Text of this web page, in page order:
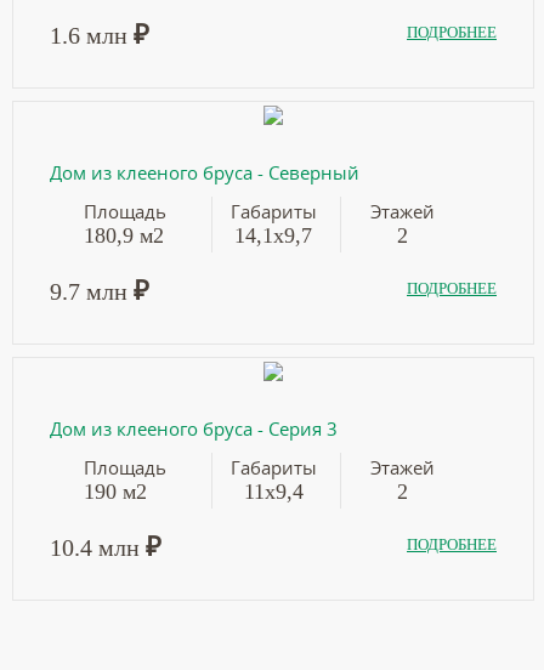
1.6 млн ₽ ПОДРОБНЕЕ
Дом из клееного бруса - Северный
Площадь
180,9 м2
Габариты
14,1х9,7
Этажей
2
9.7 млн ₽ ПОДРОБНЕЕ
Дом из клееного бруса - Серия 3
Площадь
190 м2
Габариты
11х9,4
Этажей
2
10.4 млн ₽ ПОДРОБНЕЕ